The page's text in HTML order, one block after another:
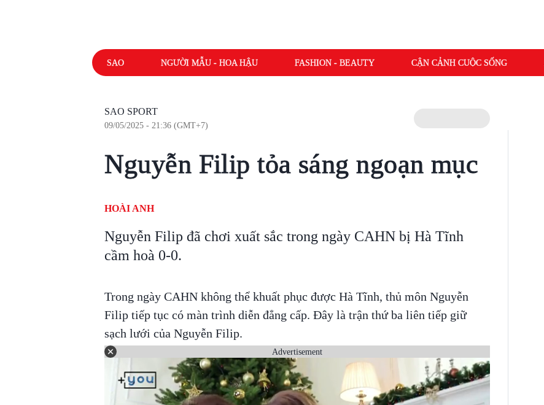
SAO NGƯỜI MẪU - HOA HẬU FASHION - BEAUTY CẬN CẢNH CUỘC SỐNG
SAO SPORT
09/05/2025 - 21:36 (GMT+7)
Nguyễn Filip tỏa sáng ngoạn mục
HOÀI ANH
Nguyễn Filip đã chơi xuất sắc trong ngày CAHN bị Hà Tĩnh
cầm hoà 0-0.
Trong ngày CAHN không thể khuất phục được Hà Tĩnh, thủ môn Nguyễn
Filip tiếp tục có màn trình diễn đẳng cấp. Đây là trận thứ ba liên tiếp giữ
sạch lưới của Nguyễn Filip.
Advertisement